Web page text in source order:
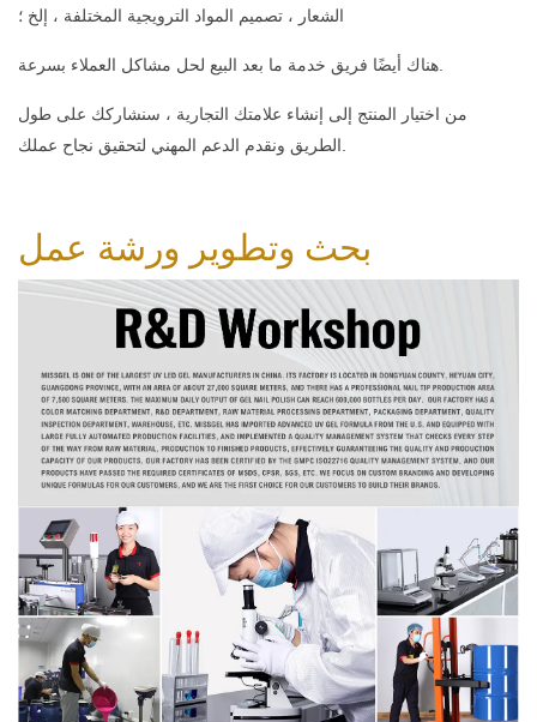
الشعار ، تصميم المواد الترويجية المختلفة ، إلخ ؛
من اختيار المنتج إلى إنشاء علامتك التجارية ، سنشاركك على طول
بحث وتطوير ورشة عمل